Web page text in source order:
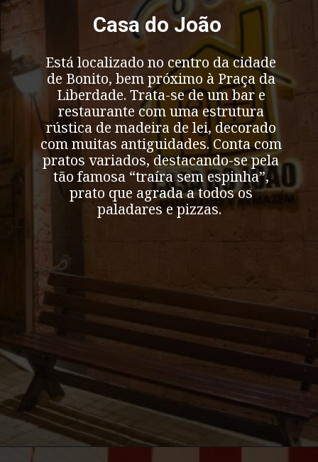
Casa do João
Está localizado no centro da cidade
de Bonito, bem próximo à Praça da
Liberdade. Trata-se de um bar e
restaurante com uma estrutura
rústica de madeira de lei, decorado
com muitas antiguidades. Conta com
pratos variados, destacando-se pela
tão famosa “traíra sem espinha”,
prato que agrada a todos os